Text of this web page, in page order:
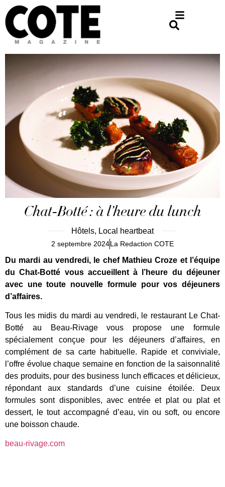
Chat-Botté : à l’heure du lunch
Hôtels, Local heartbeat
2 septembre 2024La Redaction COTE
Du mardi au vendredi, le chef Mathieu Croze et l’équipe
du Chat-Botté vous accueillent à l’heure du déjeuner
avec une toute nouvelle formule pour vos déjeuners
d’affaires.
Tous les midis du mardi au vendredi, le restaurant Le Chat-
Botté au Beau-Rivage vous propose une formule
spécialement conçue pour les déjeuners d’affaires, en
complément de sa carte habituelle. Rapide et conviviale,
l’offre évolue chaque semaine en fonction de la saisonnalité
des produits, pour des business lunch efficaces et délicieux,
répondant aux standards d’une cuisine étoilée. Deux
formules sont disponibles, avec entrée et plat ou plat et
dessert, le tout accompagné d’eau, vin ou soft, ou encore
une boisson chaude.
beau-rivage.com